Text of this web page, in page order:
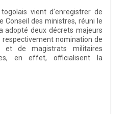
vient d’enregistrer de
Conseil des ministres, réuni le
adopté deux décrets majeurs
nomination de
et de magistrats militaires
en effet, officialisent la